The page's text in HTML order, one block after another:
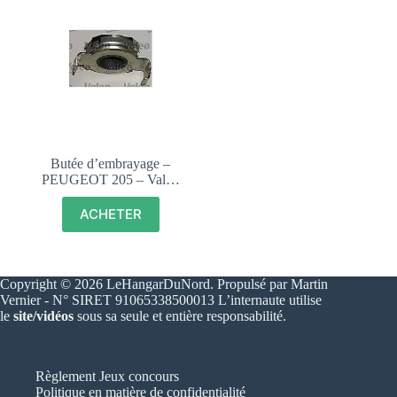
Butée d’embrayage –
PEUGEOT 205 – Valeo
265172
ACHETER
Copyright © 2026 LeHangarDuNord. Propulsé par Martin
Vernier - N° SIRET 91065338500013 L’internaute utilise
le site/vidéos sous sa seule et entière responsabilité.
Règlement Jeux concours
Politique en matière de confidentialité